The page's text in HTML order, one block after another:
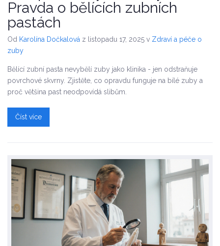
Pravda o bělících zubních
pastách
Od Karolína Dočkalová z listopadu 17, 2025 v Zdraví a péče o
zuby
Bělící zubní pasta nevybělí zuby jako klinika - jen odstraňuje
povrchové skvrny. Zjistěte, co opravdu funguje na bílé zuby a
proč většina past neodpovídá slibům.
Číst více